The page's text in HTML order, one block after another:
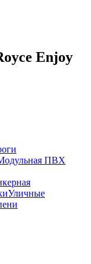
Enjoy
ПВХ
Уличные